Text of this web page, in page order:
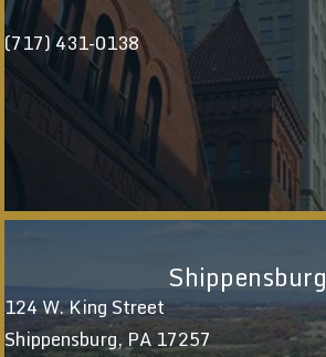
(717) 431-0138
Shippensburg
124 W. King Street
Shippensburg, PA 17257